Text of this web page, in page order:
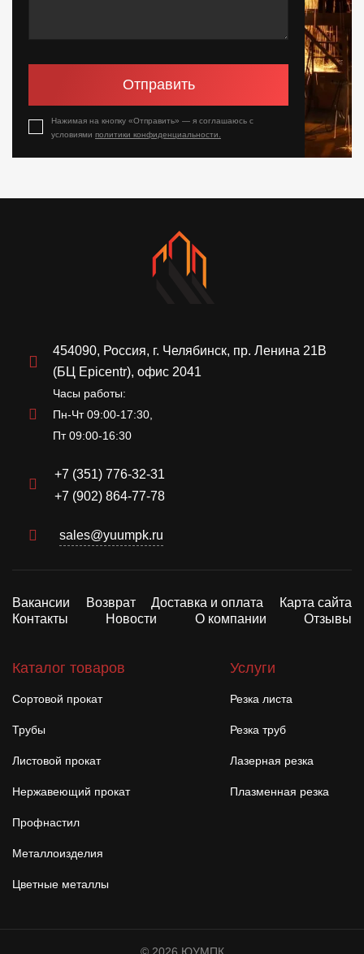
Отправить
Нажимая на кнопку «Отправить» — я соглашаюсь с
условиями политики конфиденциальности.
454090, Россия, г. Челябинск, пр. Ленина 21В
(БЦ Epicentr), офис 2041
Часы работы:
Пн-Чт 09:00-17:30,
Пт 09:00-16:30
+7 (351) 776-32-31
+7 (902) 864-77-78
sales@yuumpk.ru
Вакансии Возврат Доставка и оплата
Карта сайта
Контакты
Новости О компании Отзывы
Каталог товаров
Сортовой прокат
Трубы
Листовой прокат
Нержавеющий прокат
Профнастил
Металлоизделия
Цветные металлы
Услуги
Резка листа
Резка труб
Лазерная резка
Плазменная резка